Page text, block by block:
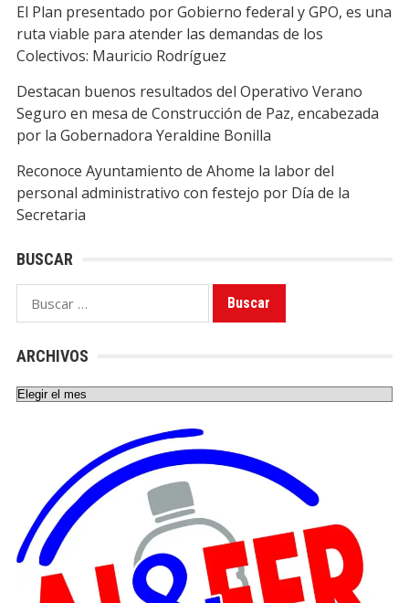
El Plan presentado por Gobierno federal y GPO, es una
ruta viable para atender las demandas de los
Colectivos: Mauricio Rodríguez
Destacan buenos resultados del Operativo Verano
Seguro en mesa de Construcción de Paz, encabezada
por la Gobernadora Yeraldine Bonilla
Reconoce Ayuntamiento de Ahome la labor del
personal administrativo con festejo por Día de la
Secretaria
BUSCAR
Buscar:
ARCHIVOS
Archivos